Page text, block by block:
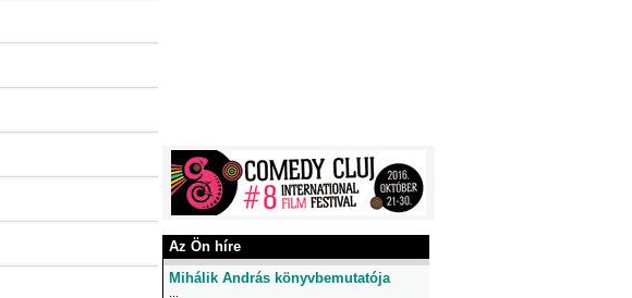
Az Ön híre
Mihálik András könyvbemutatója